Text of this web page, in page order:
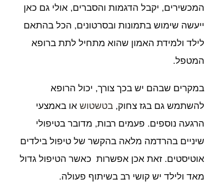
המכשירים, יקבל הדגמות והסברים, אולי גם כאן
ייעשה שימוש בתמונות ובסרטונים, הכל בהתאם
לילד ולמידת האמון שהוא מתחיל לתת ברופא
המטפל.
במקרים שבהם יש בכך צורך, יכול הרופא
להשתמש גם בגז צחוק, בטשטוש או באמצעי
הרגעה נוספים. פעמים רבות, מדובר בטיפולי
שיניים בהרדמה מלאה בהקשר של טיפול בילדים
אוטיסטים. זאת אכן אפשרות כאשר הטיפול גדול
מאד ולילד יש קושי רב בשיתוף פעולה.